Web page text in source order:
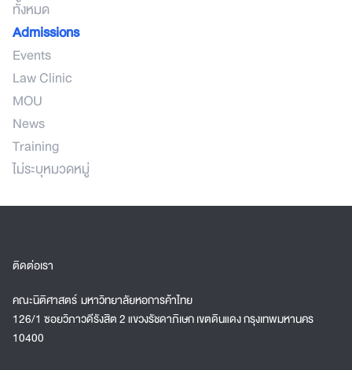
ทั้งหมด
Admissions
Events
Law Clinic
MOU
News
Training
ไม่ระบุหมวดหมู่
ติดต่อเรา
คณะนิติศาสตร์ มหาวิทยาลัยหอการค้าไทย
126/1 ซอยวิภาวดีรังสิต 2 แขวงรัชดาภิเษก เขตดินแดง กรุงเทพมหานคร
10400